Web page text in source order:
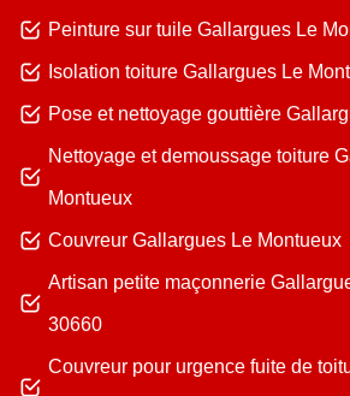
Peinture sur tuile Gallargues Le
Isolation toiture Gallargues Le
Pose et nettoyage gouttière
Nettoyage et demoussage toiture
Montueux
Couvreur Gallargues Le Montueux
Artisan petite maçonnerie
30660
Couvreur pour urgence fuite de